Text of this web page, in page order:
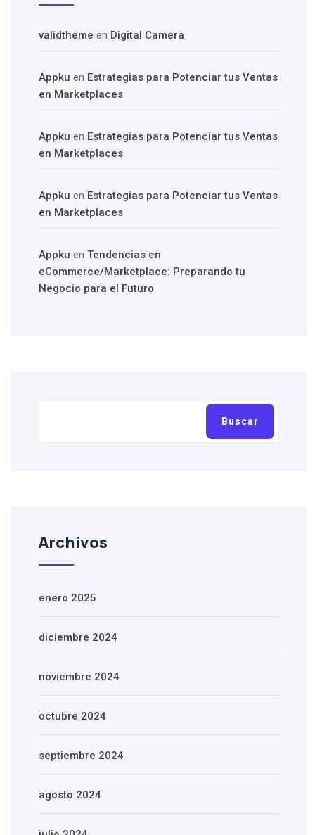
validtheme en Digital Camera
Appku en Estrategias para Potenciar tus Ventas
en Marketplaces
Appku en Estrategias para Potenciar tus Ventas
en Marketplaces
Appku en Estrategias para Potenciar tus Ventas
en Marketplaces
Appku en Tendencias en
eCommerce/Marketplace: Preparando tu
Negocio para el Futuro
Buscar
Archivos
enero 2025
diciembre 2024
noviembre 2024
octubre 2024
septiembre 2024
agosto 2024